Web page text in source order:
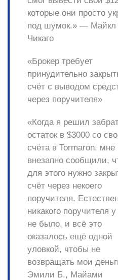
которые они просто
под шумок.» — Майкл
Чикаго
«Брокер требует
принудительно
счёт с выводом
через поручителя»
«Когда я решил
остаток в $3000 со
счёта в Tormaron, мне
внезапно сообщили,
для этого нужно
счёт через некоего
поручителя.
никакого поручителя
не было, и всё это
оказалось ещё одной
уловкой, чтобы не
возвращать мои
Эмили Б., Майами